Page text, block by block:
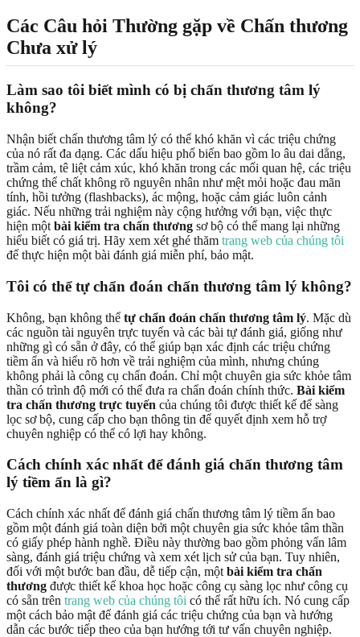
Các Câu hỏi Thường gặp về Chấn thương
Chưa xử lý
Làm sao tôi biết mình có bị chấn thương tâm lý
không?
Nhận biết chấn thương tâm lý có thể khó khăn vì các triệu chứng
của nó rất đa dạng. Các dấu hiệu phổ biến bao gồm lo âu dai dẳng,
trầm cảm, tê liệt cảm xúc, khó khăn trong các mối quan hệ, các triệu
chứng thể chất không rõ nguyên nhân như mệt mỏi hoặc đau mãn
tính, hồi tưởng (flashbacks), ác mộng, hoặc cảm giác luôn cảnh
giác. Nếu những trải nghiệm này cộng hưởng với bạn, việc thực
hiện một bài kiểm tra chấn thương sơ bộ có thể mang lại những
hiểu biết có giá trị. Hãy xem xét ghé thăm trang web của chúng tôi
để thực hiện một bài đánh giá miễn phí, bảo mật.
Tôi có thể tự chẩn đoán chấn thương tâm lý không?
Không, bạn không thể tự chẩn đoán chấn thương tâm lý. Mặc dù
các nguồn tài nguyên trực tuyến và các bài tự đánh giá, giống như
những gì có sẵn ở đây, có thể giúp bạn xác định các triệu chứng
tiềm ẩn và hiểu rõ hơn về trải nghiệm của mình, nhưng chúng
không phải là công cụ chẩn đoán. Chỉ một chuyên gia sức khỏe tâm
thần có trình độ mới có thể đưa ra chẩn đoán chính thức. Bài kiểm
tra chấn thương trực tuyến của chúng tôi được thiết kế để sàng
lọc sơ bộ, cung cấp cho bạn thông tin để quyết định xem hỗ trợ
chuyên nghiệp có thể có lợi hay không.
Cách chính xác nhất để đánh giá chấn thương tâm
lý tiềm ẩn là gì?
Cách chính xác nhất để đánh giá chấn thương tâm lý tiềm ẩn bao
gồm một đánh giá toàn diện bởi một chuyên gia sức khỏe tâm thần
có giấy phép hành nghề. Điều này thường bao gồm phỏng vấn lâm
sàng, đánh giá triệu chứng và xem xét lịch sử của bạn. Tuy nhiên,
đối với một bước ban đầu, dễ tiếp cận, một bài kiểm tra chấn
thương được thiết kế khoa học hoặc công cụ sàng lọc như công cụ
có sẵn trên trang web của chúng tôi có thể rất hữu ích. Nó cung cấp
một cách bảo mật để đánh giá các triệu chứng của bạn và hướng
dẫn các bước tiếp theo của bạn hướng tới tư vấn chuyên nghiệp.